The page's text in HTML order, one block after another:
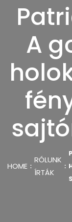
A
HOME
RÓLUNK
ÍRTÁK